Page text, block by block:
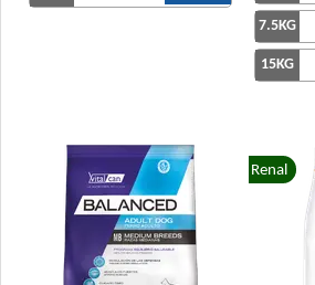
7.5KG
15KG
Renal